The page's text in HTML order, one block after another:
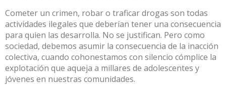
Cometer un crimen, robar o traficar drogas son todas
actividades ilegales que deberían tener una consecuencia
para quien las desarrolla. No se justifican. Pero como
sociedad, debemos asumir la consecuencia de la inacción
colectiva, cuando cohonestamos con silencio cómplice la
explotación que aqueja a millares de adolescentes y
jóvenes en nuestras comunidades.